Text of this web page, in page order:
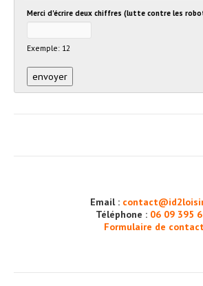
Merci d'écrire deux chiffres (lutte contre les
Exemple: 12
Email :
Téléphone : 06 09 395
Formulaire de